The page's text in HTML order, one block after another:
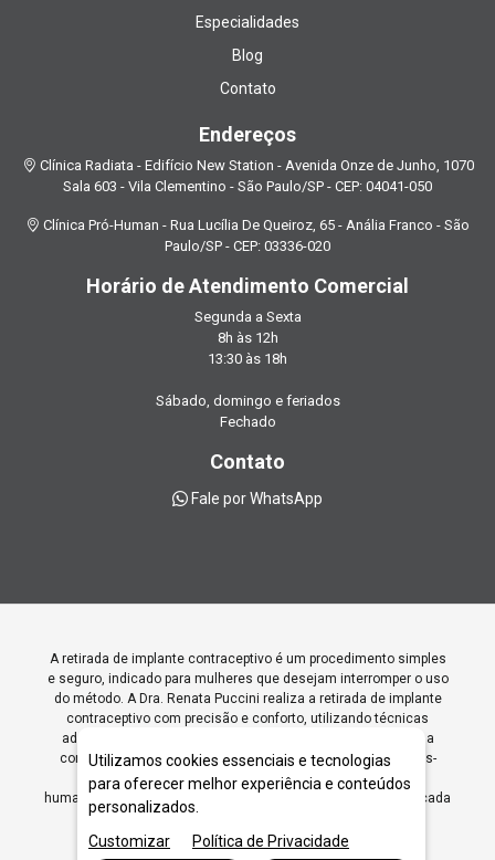
Especialidades
Blog
Contato
Endereços
Clínica Radiata - Edifício New Station - Avenida Onze de Junho, 1070
Sala 603 - Vila Clementino - São Paulo/SP - CEP: 04041-050
Clínica Pró-Human - Rua Lucília De Queiroz, 65 - Anália Franco - São
Paulo/SP - CEP: 03336-020
Horário de Atendimento Comercial
Segunda a Sexta
8h às 12h
13:30 às 18h
Sábado, domingo e feriados
Fechado
Contato
Fale por WhatsApp
A retirada de implante contraceptivo é um procedimento simples
e seguro, indicado para mulheres que desejam interromper o uso
do método. A Dra. Renata Puccini realiza a retirada de implante
contraceptivo com precisão e conforto, utilizando técnicas
adequadas para garantir a segurança da paciente. Durante a
consulta, são fornecidas orientações sobre os cuidados pós-
procedimento. A Dra. Renata oferece um atendimento
humanizado, promovendo o bem-estar físico e emocional de cada
Utilizamos cookies essenciais e tecnologias
para oferecer melhor experiência e conteúdos
personalizados.
Customizar
Política de Privacidade